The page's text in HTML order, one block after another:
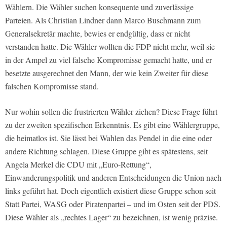
Wählern. Die Wähler suchen konsequente und zuverlässige
Parteien. Als Christian Lindner dann Marco Buschmann zum
Generalsekretär machte, bewies er endgültig, dass er nicht
verstanden hatte. Die Wähler wollten die FDP nicht mehr, weil sie
in der Ampel zu viel falsche Kompromisse gemacht hatte, und er
besetzte ausgerechnet den Mann, der wie kein Zweiter für diese
falschen Kompromisse stand.
Nur wohin sollen die frustrierten Wähler ziehen? Diese Frage führt
zu der zweiten spezifischen Erkenntnis. Es gibt eine Wählergruppe,
die heimatlos ist. Sie lässt bei Wahlen das Pendel in die eine oder
andere Richtung schlagen. Diese Gruppe gibt es spätestens, seit
Angela Merkel die CDU mit „Euro-Rettung“,
Einwanderungspolitik und anderen Entscheidungen die Union nach
links geführt hat. Doch eigentlich existiert diese Gruppe schon seit
Statt Partei, WASG oder Piratenpartei – und im Osten seit der PDS.
Diese Wähler als „rechtes Lager“ zu bezeichnen, ist wenig präzise.